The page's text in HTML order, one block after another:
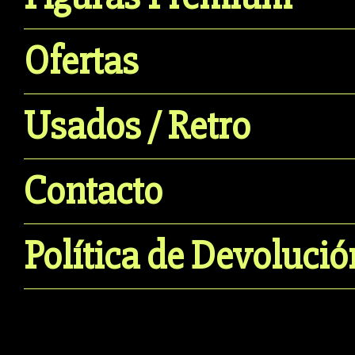
Ofertas
Usados / Retro
Contacto
Política de